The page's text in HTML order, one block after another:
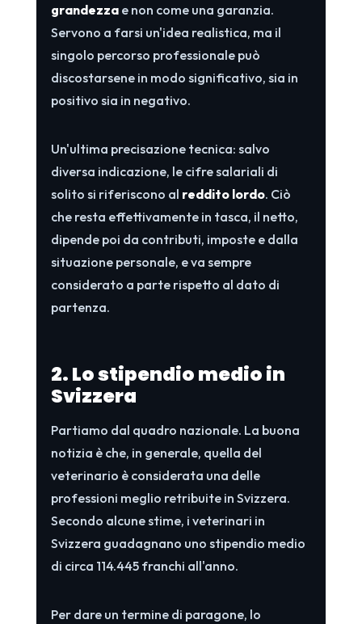
grandezzae non come una garanzia.
Servono a farsi un'idea realistica, ma il
singolo percorso professionale può
discostarsene in modo significativo, sia in
positivo sia in negativo.
Un'ultima precisazione tecnica: salvo
diversa indicazione, le cifre salariali di
solito si riferiscono al reddito lordo. Ciò
che resta effettivamente in tasca, il netto,
dipende poi da contributi, imposte e dalla
situazione personale, e va sempre
considerato a parte rispetto al dato di
partenza.
2. Lo stipendio medio in
Svizzera
Partiamo dal quadro nazionale. La buona
notizia è che, in generale, quella del
veterinario è considerata una delle
professioni meglio retribuite in Svizzera.
Secondo alcune stime, i veterinari in
Svizzera guadagnano uno stipendio medio
di circa 114.445 franchi all'anno.
Per dare un termine di paragone, lo